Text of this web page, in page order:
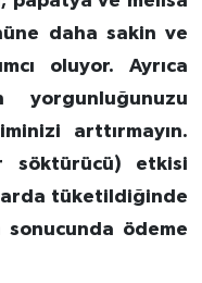
daha sakin ve
oluyor. Ayrıca
yorgunluğunuzu
arttırmayın.
etkisi
tüketildiğinde
sonucunda ödeme